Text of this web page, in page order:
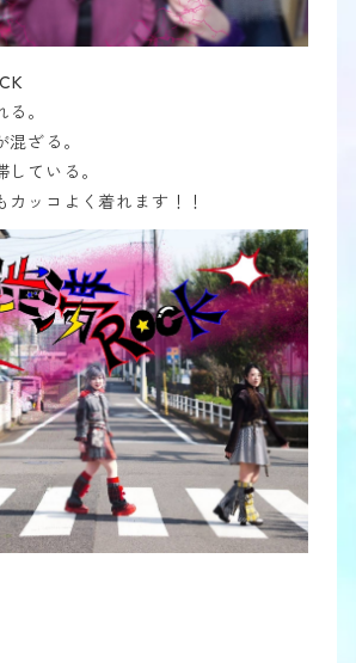
。
ざる。
ている。
カッコよく着れます！！